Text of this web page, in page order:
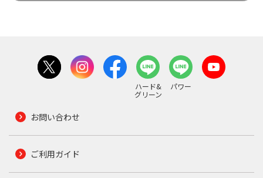
ハード&
グリーン
パワー
お問い合わせ
ご利用ガイド